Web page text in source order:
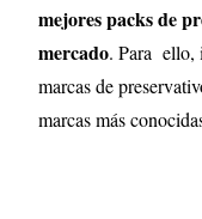
mejores packs de
mercado. Para ello,
marcas de
marcas más